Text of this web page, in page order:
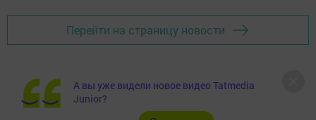
Перейти на страницу новости
А вы уже видели новое видео Tatmedia
Junior?